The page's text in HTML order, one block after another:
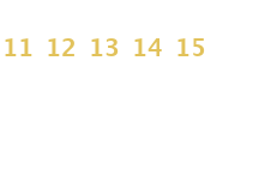
11 12 13 14
15